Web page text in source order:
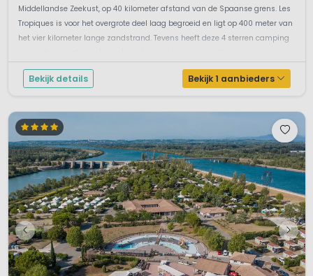
Middellandse Zeekust, op 40 kilometer afstand van de Spaanse grens. Les
Tropiques is voor het overgrote deel laag begroeid en ligt op 400 meter van
het vier kilometer lange zandstrand. Tevens heeft deze 4 sterren camping
Bekijk details Bekijk 1 aanbieders